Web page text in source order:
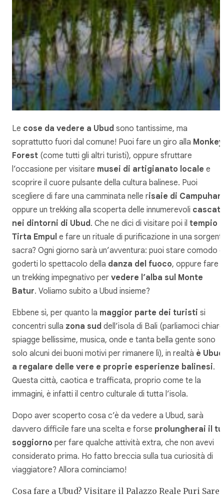
Le cose da vedere a Ubud sono tantissime, ma
soprattutto fuori dal comune! Puoi fare un giro alla Monkey
Forest (come tutti gli altri turisti), oppure sfruttare
l’occasione per visitare musei di artigianato locale e
scoprire il cuore pulsante della cultura balinese. Puoi
scegliere di fare una camminata nelle risaie di Campuhan
oppure un trekking alla scoperta delle innumerevoli
nei dintorni di Ubud . Che ne dici di visitare poi il tempio
Tirta Empul e fare un rituale di purificazione in una
sacra? Ogni giorno sarà un’avventura: puoi stare comodo e
goderti lo spettacolo della danza del fuoco, oppure fare
un trekking impegnativo per vedere l’alba sul Monte
Batur. Voliamo subito a Ubud insieme?
Ebbene sì, per quanto la maggior parte dei turisti si
concentri sulla zona sud dell’isola di Bali (parliamoci chiaro
spiagge bellissime, musica, onde e tanta bella gente sono
solo alcuni dei buoni motivi per rimanere lì), in realtà è Ubud
a regalare delle vere e proprie esperienze balinesi.
Questa città, caotica e trafficata, proprio come te la
immagini, è infatti il centro culturale di tutta l’isola.
Dopo aver scoperto cosa c’è da vedere a Ubud, sarà
davvero difficile fare una scelta e forse prolungherai il
soggiorno per fare qualche attività extra, che non avevi
considerato prima. Ho fatto breccia sulla tua curiosità di
viaggiatore? Allora cominciamo!
Cosa fare a Ubud? Visitare il Palazzo Reale Puri